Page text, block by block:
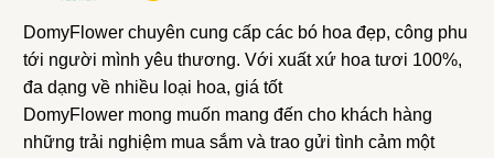
DomyFlower chuyên cung cấp các bó hoa đẹp, công phu
tới người mình yêu thương. Với xuất xứ hoa tươi 100%,
đa dạng về nhiều loại hoa, giá tốt
DomyFlower mong muốn mang đến cho khách hàng
những trải nghiệm mua sắm và trao gửi tình cảm một